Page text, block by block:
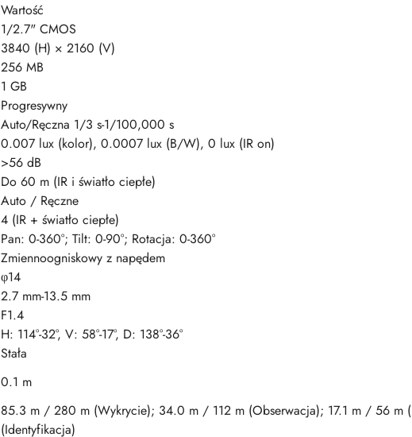
Wartość
1/2.7" CMOS
3840 (H) × 2160 (V)
256 MB
1 GB
Progresywny
Auto/Ręczna 1/3 s-1/100,000 s
0.007 lux (kolor), 0.0007 lux (B/W), 0 lux (IR on)
>56 dB
Do 60 m (IR i światło ciepłe)
Auto / Ręczne
4 (IR + światło ciepłe)
Pan: 0-360°; Tilt: 0-90°; Rotacja: 0-360°
Zmiennoogniskowy z napędem
φ14
2.7 mm-13.5 mm
F1.4
H: 114°-32°, V: 58°-17°, D: 138°-36°
Stała
0.1 m
85.3 m / 280 m (Wykrycie); 34.0 m / 112 m (Obserwacja); 17.1 m / 56 m
(Identyfikacja)